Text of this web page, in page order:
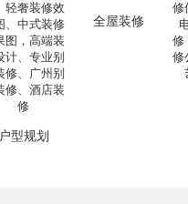
户型规划
全屋装修